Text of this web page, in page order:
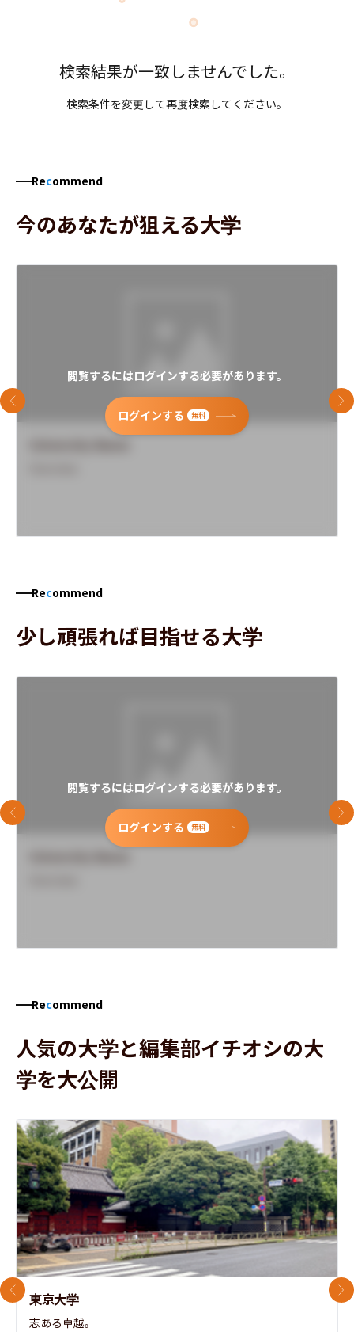
検索結果が一致しませんでした。
検索条件を変更して再度検索してください。
Recommend
今のあなたが狙える大学
閲覧するにはログインする必要があります。
ログインする 無料
前のスライド 次
Recommend
少し頑張れば目指せる大学
閲覧するにはログインする必要があります。
ログインする 無料
前のスライド 次
Recommend
人気の大学と編集部イチオシの大
学を大公開
東京大学
志ある卓越。
前のスライド 次